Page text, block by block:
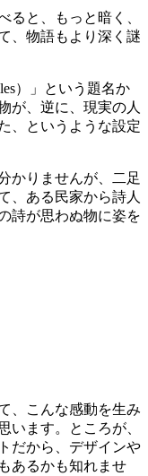
ると、もっと暗く、
、物語もより深く謎
）」という題名か
が、逆に、現実の人
、というような設定
かりませんが、二足
、ある民家から詩人
詩が思わぬ物に姿を
、こんな感動を生み
います。ところが、
だから、デザインや
あるかも知れませ